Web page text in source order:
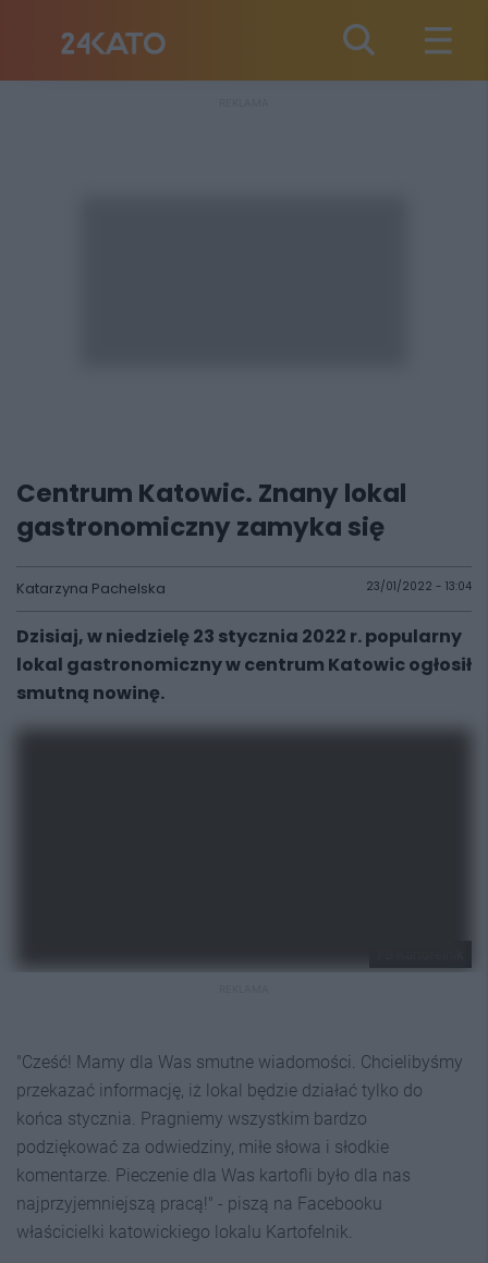
Centrum Katowic. Znany lokal
gastronomiczny zamyka się
Katarzyna Pachelska 23/01/2022 - 13:04
Dzisiaj, w niedzielę 23 stycznia 2022 r. popularny
lokal gastronomiczny w centrum Katowic ogłosił
smutną nowinę.
"Cześć! Mamy dla Was smutne wiadomości. Chcielibyśmy
przekazać informację, iż lokal będzie działać tylko do
końca stycznia. Pragniemy wszystkim bardzo
podziękować za odwiedziny, miłe słowa i słodkie
komentarze. Pieczenie dla Was kartofli było dla nas
najprzyjemniejszą pracą!" - piszą na Facebooku
właścicielki katowickiego lokalu Kartofelnik.